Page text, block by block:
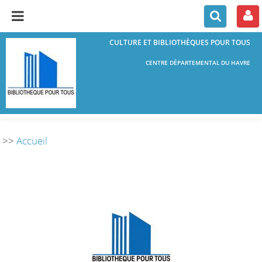
CULTURE ET BIBLIOTHÈQUES POUR TOUS
CENTRE DÉPARTEMENTAL DU HAVRE
>>Accueil